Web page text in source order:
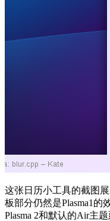
这张日历小工具的截图
板部分仍然是Plasma1的
Plasma 2和默认的Air主